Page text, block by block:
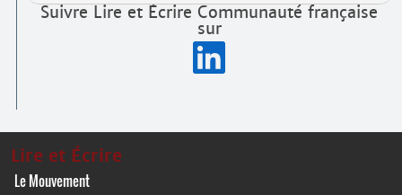
Suivre Lire et Écrire Communauté française
sur
Lire et Écrire
Le Mouvement